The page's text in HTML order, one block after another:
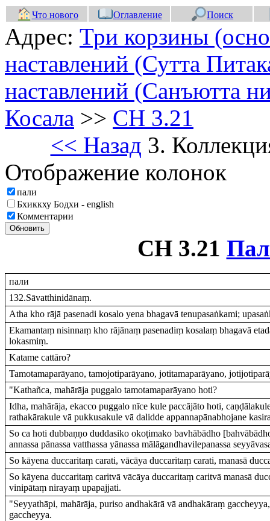
Что нового Оглавление Поиск
Адрес: Три корзины
наставлений (Сутта
наставлений (Санъютта
Косала >> СН 3.21
<< Назад 3.
Отображение колонок
пали
Бхиккху Бодхи - english
Комментарии
Обновить
СН 3.21
пали
132.Sāvatthinidānaṃ.
Atha kho rājā pasenadi kosalo yena bhagavā tenupasaṅkami;
Ekamantaṃ nisinnaṃ kho rājānaṃ pasenadiṃ kosalaṃ bhagavā
lokasmiṃ.
Katame cattāro?
Tamotamaparāyano, tamojotiparāyano, jotitamaparāyano,
"Kathañca, mahārāja puggalo tamotamaparāyano hoti?
Idha, mahārāja, ekacco puggalo nīce kule paccājāto hoti,
rathakārakule vā pukkusakule vā dalidde appannapānabhojane
So ca hoti dubbaṇṇo duddasiko okoṭimako bavhābādho
annassa pānassa vatthassa yānassa mālāgandhavilepanassa
So kāyena duccaritaṃ carati, vācāya duccaritaṃ carati, manasā
So kāyena duccaritaṃ caritvā vācāya duccaritaṃ caritvā manasā
vinipātaṃ nirayaṃ upapajjati.
"Seyyathāpi, mahārāja, puriso andhakārā vā andhakāraṃ
gaccheyya.